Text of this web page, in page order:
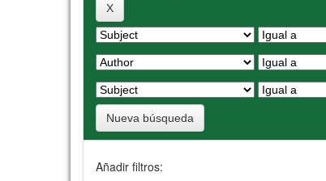
Nueva búsqueda
Añadir filtros: